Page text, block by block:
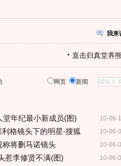
我来
直击归真堂养
网页 新闻
10-06-
年纪最小新成员(图)
10-06-
格镜头下的明星-搜狐
10-06-
称将删马诺镜头
10-06-
惹李修贤不满(图)